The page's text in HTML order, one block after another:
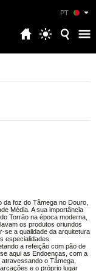
PT
foz do Tâmega no Douro,
Média. A sua importância
Torrão na época moderna,
os produtos oriundos
se a qualidade da arquitetura
especialidades
a refeição com pão de
aqui as Endoenças, com a
o Tâmega,
e o próprio lugar